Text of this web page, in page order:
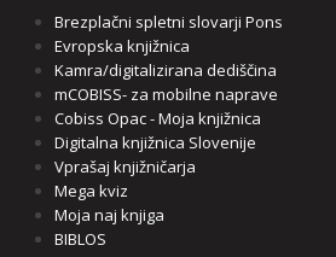
Brezplačni spletni slovarji Pons
Evropska knjižnica
Kamra/digitalizirana dediščina
mCOBISS- za mobilne naprave
Cobiss Opac - Moja knjižnica
Digitalna knjižnica Slovenije
Vprašaj knjižničarja
Mega kviz
Moja naj knjiga
BIBLOS